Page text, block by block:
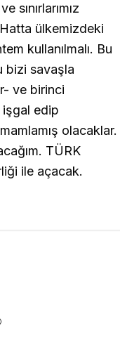
sınırlarımız
Hatta ülkemizdeki
kullanılmalı. Bu
bizi savaşla
ve birinci
işgal edip
olacaklar.
TÜRK
ile açacak.